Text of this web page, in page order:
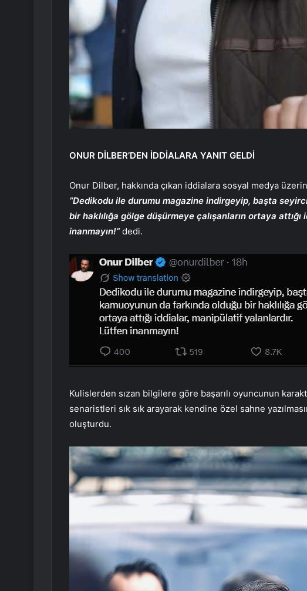
ONUR DİLBER’DEN İDDİALARA YANIT GELDİ
Onur Dilber, hakkında çıkan iddialara sosyal medya
“Dedikodu ile durumu magazine indirgeyip, başta
bir haklılığa gölge düşürmeye çalışanların ortaya
inanmayın!”dedi.
Kulislerden sızan bilgilere göre başarılı oyuncunun
senaristleri sık sık arayarak kendine özel sahne
oluşturdu.